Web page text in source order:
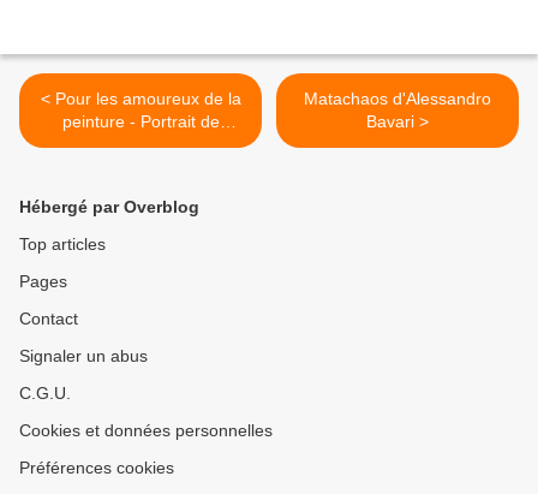
< Pour les amoureux de la
peinture - Portrait de
Gertrude Stein
Matachaos d'Alessandro
Bavari >
Hébergé par Overblog
Top articles
Pages
Contact
Signaler un abus
C.G.U.
Cookies et données personnelles
Préférences cookies